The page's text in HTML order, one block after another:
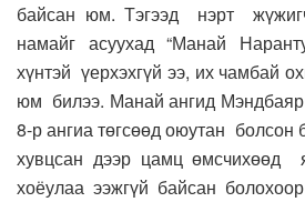
байсан юм. Тэгээд нэрт
намайг асуухад “Манай
хүнтэй үерхэхгүй ээ, их чамбай
юм билээ. Манай ангид
8-р ангиа төгсөөд оюутан
хувцсан дээр цамц
хоёулаа ээжгүй байсан